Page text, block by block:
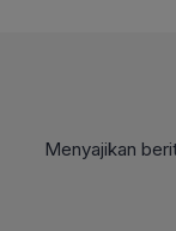
Menyajikan